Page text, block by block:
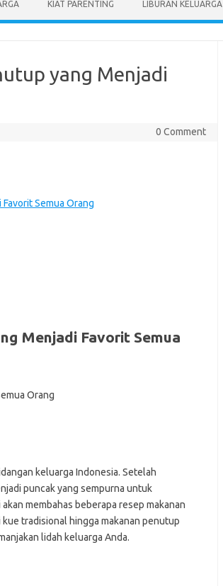
KIAT PARENTING LIBURAN KELUARGA
yang Menjadi
0 Comment
Semua Orang
Menjadi Favorit Semua
keluarga Indonesia. Setelah
puncak yang sempurna untuk
membahas beberapa resep makanan
tradisional hingga makanan penutup
lidah keluarga Anda.